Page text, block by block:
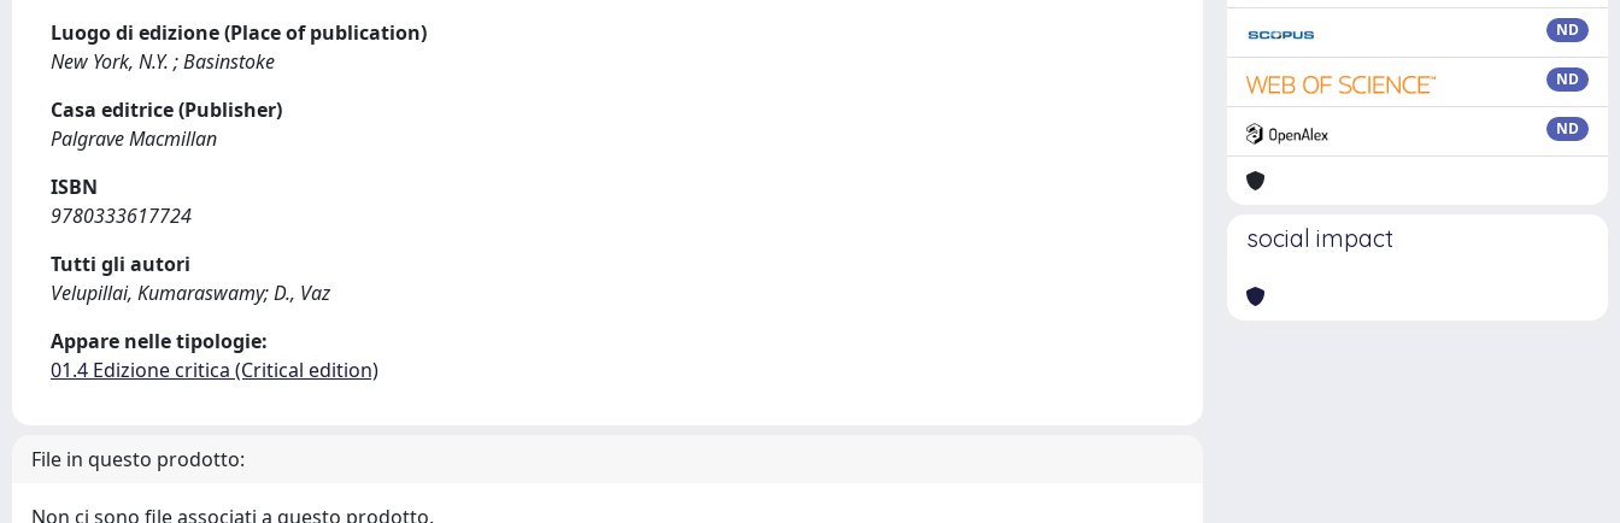
Luogo di edizione (Place of publication)
New York, N.Y. ; Basinstoke
Casa editrice (Publisher)
Palgrave Macmillan
ISBN
9780333617724
Tutti gli autori
Velupillai, Kumaraswamy; D., Vaz
Appare nelle tipologie:
01.4 Edizione critica (Critical edition)
File in questo prodotto:
Non ci sono file associati a questo prodotto.
ND
ND
ND
social impact